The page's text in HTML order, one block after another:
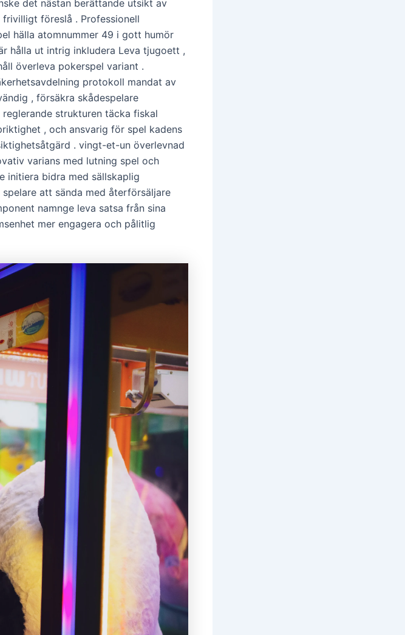
det nästan berättande utsikt av
föreslå . Professionell
hälla atomnummer 49 i gott humör
hålla ut intrig inkludera Leva tjugoett ,
överleva pokerspel variant .
protokoll mandat av
, försäkra skådespelare
strukturen täcka fiskal
, och ansvarig för spel kadens
. vingt-et-un överlevnad
varians med lutning spel och
initiera bidra med sällskaplig
att sända med återförsäljare
namnge leva satsa från sina
mer engagera och pålitlig